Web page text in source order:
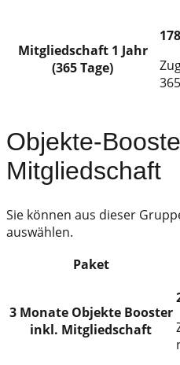
Mitgliedschaft 1 Jahr
(365 Tage)
Objekte-
Mitgliedschaft
Sie können aus dieser
auswählen.
Paket
3 Monate Objekte Booster
inkl. Mitgliedschaft